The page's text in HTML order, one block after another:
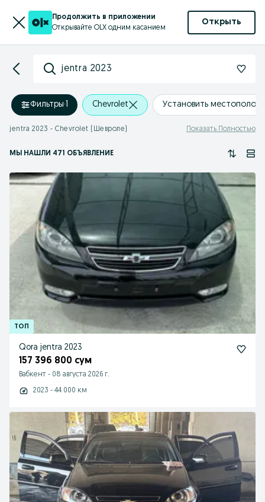
Продолжить в приложении
Открывайте OLX одним касанием
Открыть
jentra 2023
Фильтры·1 Chevrolet Установить
jentra 2023 - Chevrolet (Шевроле) Показать Полностью
МЫ НАШЛИ 471 ОБЪЯВЛЕНИЕ
Qora jentra 2023
157 396 800 сум
Вабкент - 08 августа 2026 г.
2023 - 44 000 км